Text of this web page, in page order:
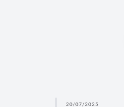
20/07/2025